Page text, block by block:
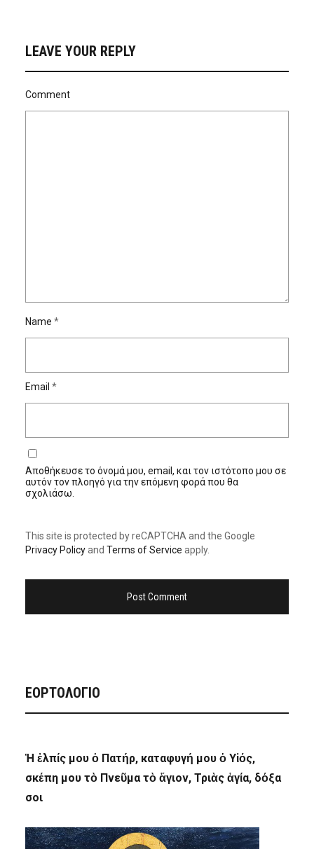
LEAVE YOUR REPLY
Comment
Name *
Email *
Αποθήκευσε το όνομά μου, email, και τον ιστότοπο μου σε
αυτόν τον πλοηγό για την επόμενη φορά που θα
σχολιάσω.
This site is protected by reCAPTCHA and the Google
Privacy Policyand Terms of Service apply.
ΕΟΡΤΟΛΟΓΙΟ
Ἡ ἐλπίς μου ὁ Πατήρ, καταφυγή μου ὁ Υἱός,
σκέπη μου τὸ Πνεῦμα τὸ ἅγιον, Τριὰς ἁγία, δόξα
σοι